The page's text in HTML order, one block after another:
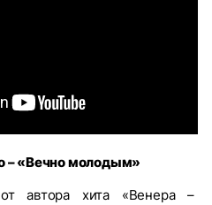
– «Вечно молодым»
автора хита «Венера –